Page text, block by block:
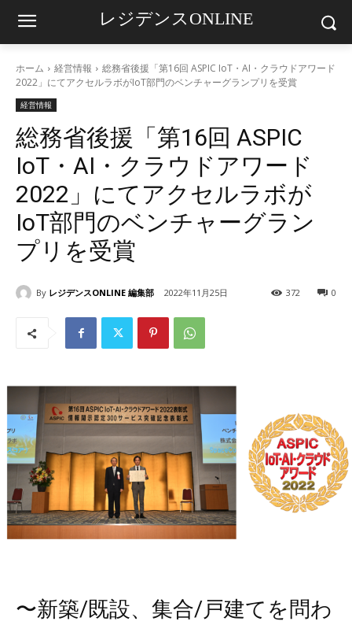
レジデンスONLINE
ホーム 経営情報
総務省後援「第16回 ASPIC IoT・AI・クラウドアワード
2022」にてアクセルラボがIoT部門のベンチャーグランプリを受賞
経営情報
総務省後援「第16回 ASPIC
IoT・AI・クラウドアワード
2022」にてアクセルラボが
IoT部門のベンチャーグラン
プリを受賞
By レジデンスONLINE 編集部 2022年11月25日 0
372
〜新築/既設、集合/戸建てを問わ